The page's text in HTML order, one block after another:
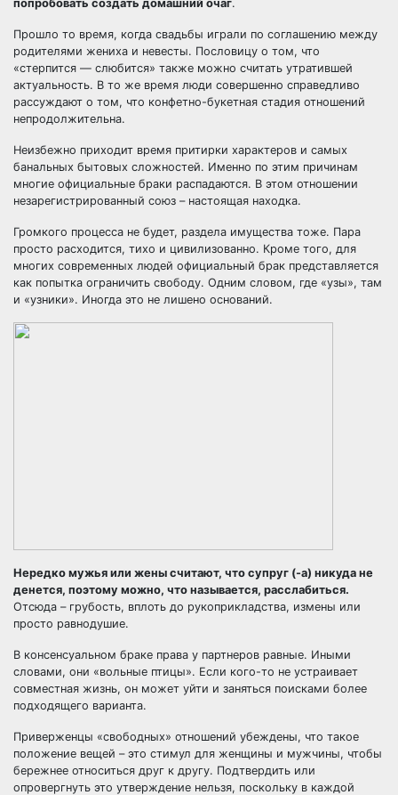
попробовать создать домашний очаг.
Прошло то время, когда свадьбы играли по соглашению между
родителями жениха и невесты. Пословицу о том, что
«стерпится — слюбится» также можно считать утратившей
актуальность. В то же время люди совершенно справедливо
рассуждают о том, что конфетно-букетная стадия отношений
непродолжительна.
Неизбежно приходит время притирки характеров и самых
банальных бытовых сложностей. Именно по этим причинам
многие официальные браки распадаются. В этом отношении
незарегистрированный союз – настоящая находка.
Громкого процесса не будет, раздела имущества тоже. Пара
просто расходится, тихо и цивилизованно. Кроме того, для
многих современных людей официальный брак представляется
как попытка ограничить свободу. Одним словом, где «узы», там
и «узники». Иногда это не лишено оснований.
Нередко мужья или жены считают, что супруг (-а) никуда не
денется, поэтому можно, что называется, расслабиться.
Отсюда – грубость, вплоть до рукоприкладства, измены или
просто равнодушие.
В консенсуальном браке права у партнеров равные. Иными
словами, они «вольные птицы». Если кого-то не устраивает
совместная жизнь, он может уйти и заняться поисками более
подходящего варианта.
Приверженцы «свободных» отношений убеждены, что такое
положение вещей – это стимул для женщины и мужчины, чтобы
бережнее относиться друг к другу. Подтвердить или
опровергнуть это утверждение нельзя, поскольку в каждой